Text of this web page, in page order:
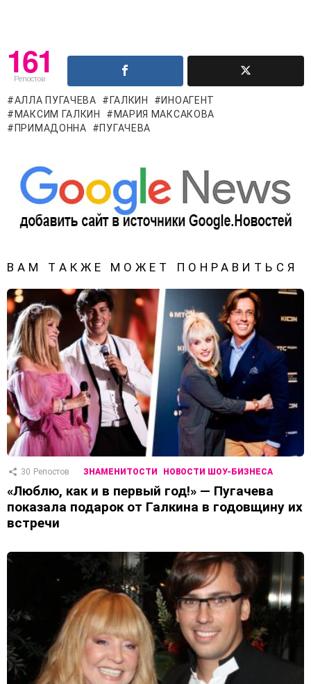
161
Репостов
АЛЛА ПУГАЧЕВА ГАЛКИН
ИНОАГЕНТ
МАКСИМ ГАЛКИН
МАРИЯ МАКСАКОВА
ПРИМАДОННА
ПУГАЧЕВА
ВАМ ТАКЖЕ МОЖЕТ ПОНРАВИТЬСЯ
30 Репостов ЗНАМЕНИТОСТИ НОВОСТИ ШОУ-БИЗНЕСА
«Люблю, как и в первый год!» — Пугачева
показала подарок от Галкина в годовщину их
встречи